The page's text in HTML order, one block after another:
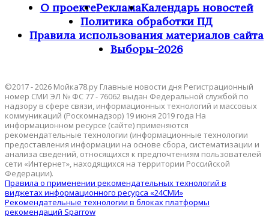
О проектеРекламаКалендарь новостей
Политика обработки ПД
Правила использования материалов сайта
Выборы-2026
©2017 - 2026 Мойка78.ру Главные новости дня Регистрационный
номер СМИ ЭЛ № ФС 77 - 76062 выдан Федеральной службой по
надзору в сфере связи, информационных технологий и массовых
коммуникаций (Роскомнадзор) 19 июня 2019 года На
информационном ресурсе (сайте) применяются
рекомендательные технологии (информационные технологии
предоставления информации на основе сбора, систематизации и
анализа сведений, относящихся к предпочтениям пользователей
сети «Интернет», находящихся на территории Российской
Федерации).
Правила о применении рекомендательных технологий в
виджетах информационного ресурса «24СМИ»
Рекомендательные технологии в блоках платформы
рекомендаций Sparrow